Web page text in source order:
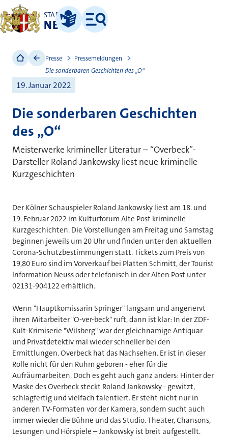
STADT
NEUSS
Leichte Sprache
Menü
Presse
Pressemeldungen
Die sonderbaren Geschichten des „O“
19. Januar 2022
Die sonderbaren Geschichten
des „O“
Meisterwerke krimineller Literatur – “Overbeck”-
Darsteller Roland Jankowsky liest neue kriminelle
Kurzgeschichten
Der Kölner Schauspieler Roland Jankowsky liest am 18. und
19. Februar 2022 im Kulturforum Alte Post kriminelle
Kurzgeschichten. Die Vorstellungen am Freitag und Samstag
beginnen jeweils um 20 Uhr und finden unter den aktuellen
Corona-Schutzbestimmungen statt. Tickets zum Preis von
19,80 Euro sind im Vorverkauf bei Platten Schmitt, der Tourist
Information Neuss oder telefonisch in der Alten Post unter
02131-904122 erhältlich.
Wenn "Hauptkomissarin Springer" langsam und angenervt
ihren Mitarbeiter "O-ver-beck" ruft, dann ist klar: In der ZDF-
Kult-Krimiserie "Wilsberg" war der gleichnamige Antiquar
und Privatdetektiv mal wieder schneller bei den
Ermittlungen. Overbeck hat das Nachsehen. Er ist in dieser
Rolle nicht für den Ruhm geboren - eher für die
Aufräumarbeiten. Doch es geht auch ganz anders: Hinter der
Maske des Overbeck steckt Roland Jankowsky - gewitzt,
schlagfertig und vielfach talentiert. Er steht nicht nur in
anderen TV-Formaten vor der Kamera, sondern sucht auch
immer wieder die Bühne und das Studio. Theater, Chansons,
Lesungen und Hörspiele – Jankowsky ist breit aufgestellt.